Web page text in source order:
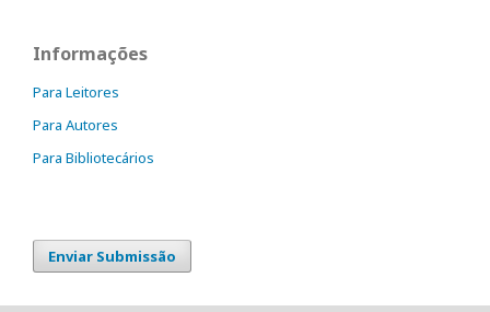
Informações
Para Leitores
Para Autores
Para Bibliotecários
Enviar Submissão